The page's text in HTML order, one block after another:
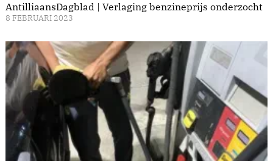
AntilliaansDagblad | Verlaging benzineprijs onderzocht
8 FEBRUARI 2023